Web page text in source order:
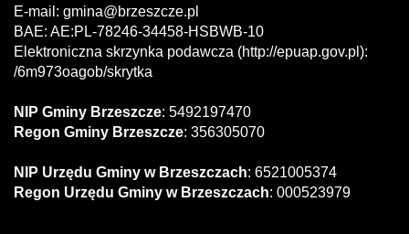
E-mail: gmina@brzeszcze.pl
BAE: AE:PL-78246-34458-HSBWB-10
Elektroniczna skrzynka podawcza (http://epuap.gov.pl):
/6m973oagob/skrytka
NIP Gminy Brzeszcze: 5492197470
Regon Gminy Brzeszcze: 356305070
NIP Urzędu Gminy w Brzeszczach: 6521005374
Regon Urzędu Gminy w Brzeszczach: 000523979